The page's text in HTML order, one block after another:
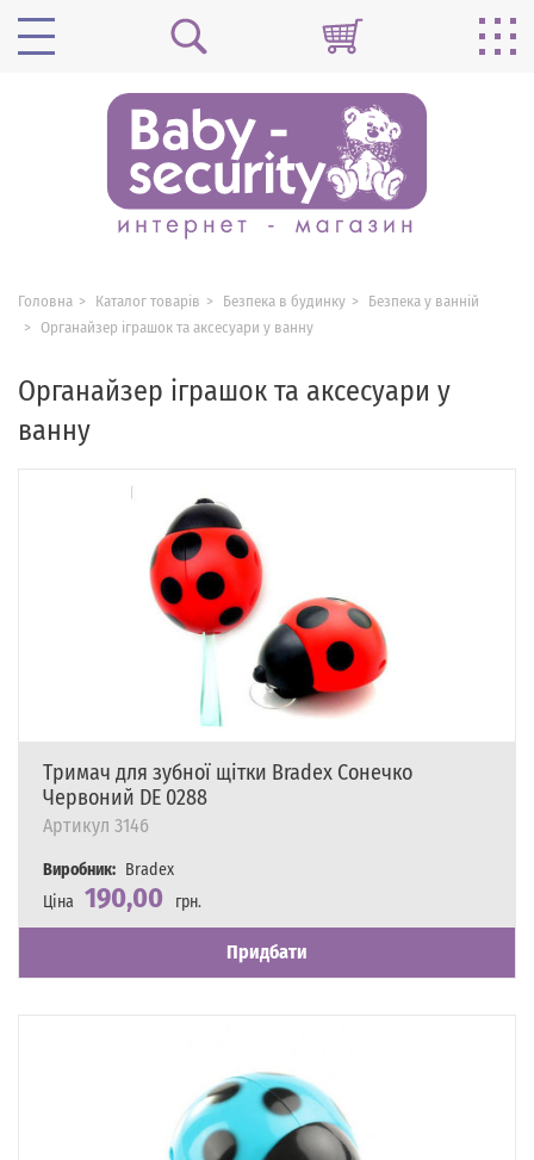
Головна Каталог товарів Безпека в будинку
Безпека у ванній
Органайзер іграшок та аксесуари у ванну
Органайзер іграшок та аксесуари у
ванну
Тримач для зубної щітки Bradex Сонечко
Червоний DE 0288
Артикул 3146
Виробник: Bradex
Ціна 190,00
грн.
Наявність
Є в наявності
Придбати